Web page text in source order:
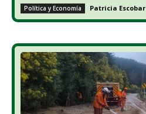
Política y Economía Patricia Escobar